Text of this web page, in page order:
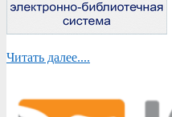
Читать далее....